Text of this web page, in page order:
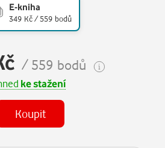
E-kniha
349 Kč / 559 bodů
/ 559 bodů
ke stažení
Koupit